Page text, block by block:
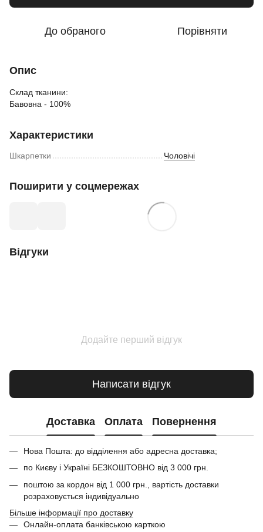
До обраного Порівняти
Опис
Склад тканини:
Бавовна - 100%
Характеристики
Шкарпетки Чоловічі
Поширити у соцмережах
Відгуки
Додайте перший відгук
Написати відгук
Доставка Оплата Повернення
Нова Пошта: до відділення або адресна доставка;
по Києву і Україні БЕЗКОШТОВНО від 3 000 грн.
поштою за кордон від 1 000 грн., вартість доставки
розраховується індивідуально
Більше інформації про доставку
Онлайн-оплата банківською карткою